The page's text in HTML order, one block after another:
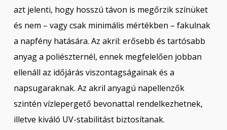
azt jelenti, hogy hosszú távon is megőrzik színüket
és nem – vagy csak minimális mértékben – fakulnak
a napfény hatására. Az akril: erősebb és tartósabb
anyag a poliészternél, ennek megfelelően jobban
ellenáll az időjárás viszontagságainak és a
napsugaraknak. Az akril anyagú napellenzők
szintén vízlepergető bevonattal rendelkezhetnek,
illetve kiváló UV-stabilitást biztosítanak.